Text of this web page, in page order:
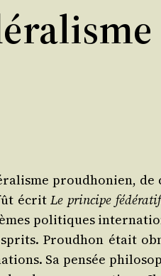
prou­dho­nien,
écritLe prin­cipe fédé­ra­tif
poli­tiques
Prou­dhon était
Sa pen­sée